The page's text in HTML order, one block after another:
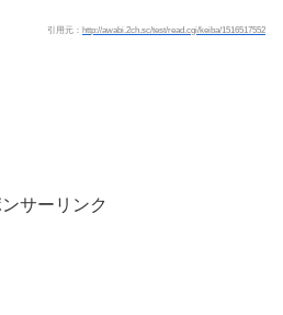
引用元： http://awabi.2ch.sc/test/read.cgi/keiba/1516517552
サーリンク